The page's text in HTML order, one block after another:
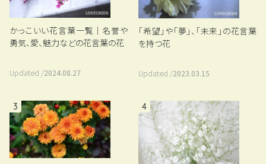
かっこいい花言葉一覧｜名誉や
勇気、愛、魅力などの花言葉の花
Updated /2024.08.27
「希望」や「夢」、「未来」の花言葉
を持つ花
Updated /2023.03.15
3 4